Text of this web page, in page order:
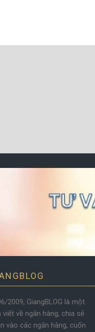
2009, GiangBLOG là một
về ngân hàng, chia sẻ
vào các ngân hàng, cuốn